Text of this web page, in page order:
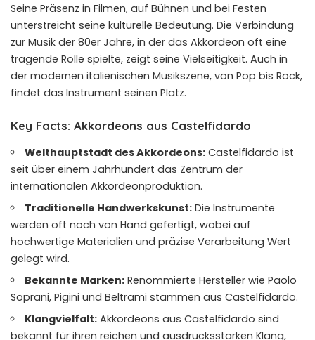
Seine Präsenz in Filmen, auf Bühnen und bei Festen
unterstreicht seine kulturelle Bedeutung. Die Verbindung
zur Musik der 80er Jahre, in der das Akkordeon oft eine
tragende Rolle spielte, zeigt seine Vielseitigkeit. Auch in
der modernen italienischen Musikszene, von Pop bis Rock,
findet das Instrument seinen Platz.
Key Facts: Akkordeons aus Castelfidardo
Welthauptstadt des Akkordeons: Castelfidardo ist
seit über einem Jahrhundert das Zentrum der
internationalen Akkordeonproduktion.
Traditionelle Handwerkskunst: Die Instrumente
werden oft noch von Hand gefertigt, wobei auf
hochwertige Materialien und präzise Verarbeitung Wert
gelegt wird.
Bekannte Marken: Renommierte Hersteller wie Paolo
Soprani, Pigini und Beltrami stammen aus Castelfidardo.
Klangvielfalt: Akkordeons aus Castelfidardo sind
bekannt für ihren reichen und ausdrucksstarken Klang,